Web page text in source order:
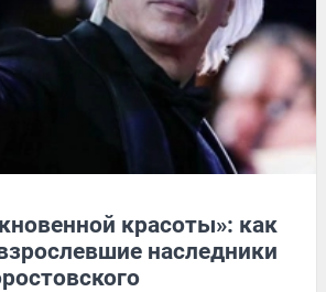
красоты»: как
наследники